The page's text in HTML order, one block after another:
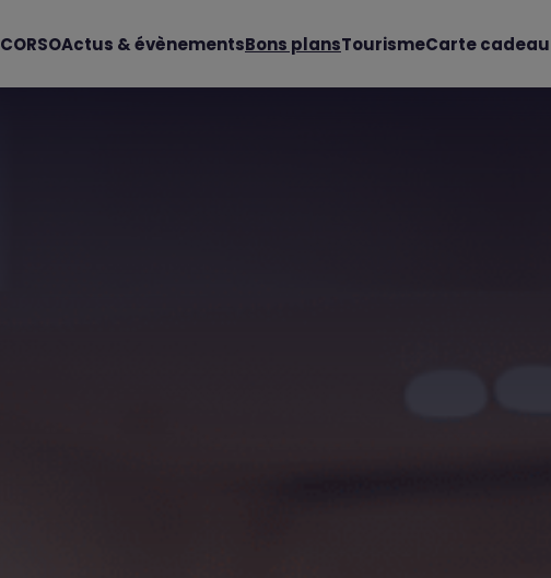
CORSOActus & évènementsBons plansTourismeCarte cadeau